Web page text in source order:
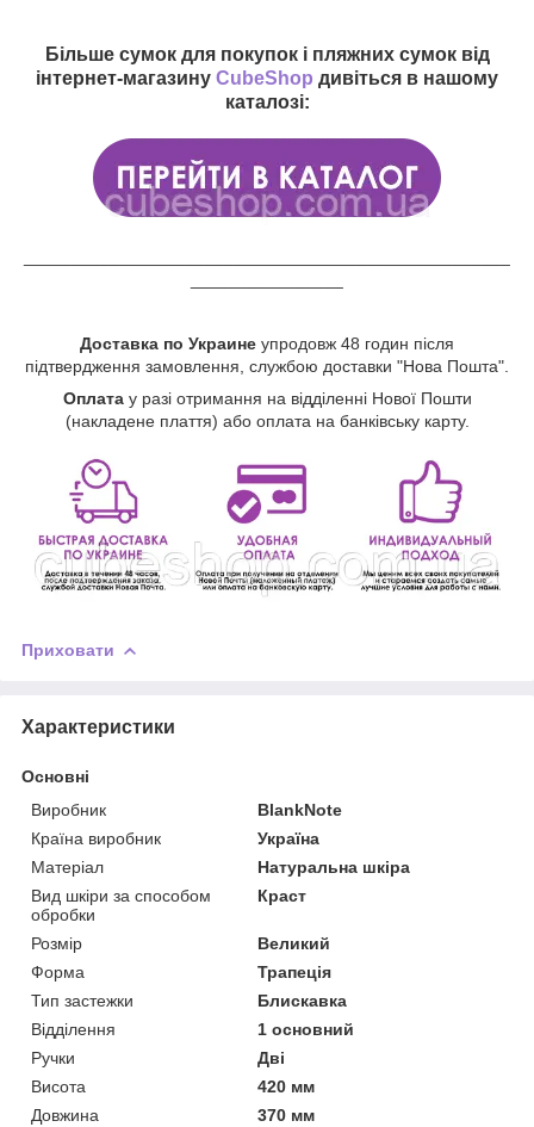
Більше сумок для покупок і пляжних сумок від
інтернет-магазину CubeShop дивіться в нашому
каталозі:
Доставка по Украине упродовж 48 годин після
підтвердження замовлення, службою доставки "Нова Пошта".
Оплата у разі отримання на відділенні Нової Пошти
(накладене плаття) або оплата на банківську карту.
Приховати
Характеристики
Основні
Виробник
BlankNote
Країна виробник
Україна
Матеріал
Натуральна шкіра
Вид шкіри за способом
обробки
Краст
Розмір
Великий
Форма
Трапеція
Тип застежки
Блискавка
Відділення
1 основний
Ручки
Дві
Висота
420 мм
Довжина
370 мм